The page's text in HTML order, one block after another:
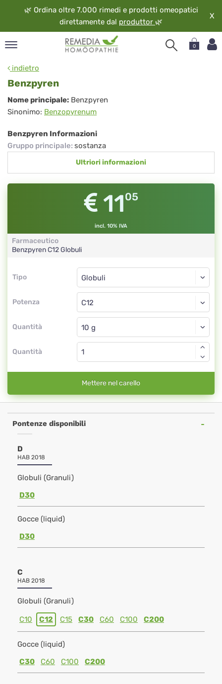
🌿 Ordina oltre 7.000 rimedi e prodotti omeopatici
direttamente dal produttor 🌿
X
0
indietro
Benzpyren
Benzpyren
Nome principale: Benzpyren
Sinonimo: Benzopyrenum
Benzpyren Informazioni
Gruppo principale: sostanza
Ultriori informazioni
1105
incl. 10% IVA
Farmaceutico
BenzpyrenC12Globuli
Tipo
Tipo
Potenza
Globuli
C12
Quantità
Globuli
Quantità
Mettere nel carello
Pontenze disponibili
D
HAB 2018
Globuli (Granuli)
D30
Gocce (liquid)
D30
C
HAB 2018
Globuli (Granuli)
C10 C12 C15 C30 C60 C100 C200
Gocce (liquid)
C30
C60 C100 C200